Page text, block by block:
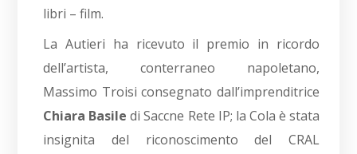
libri – film.
La Autieri ha ricevuto il premio in ricordo
dell’artista, conterraneo napoletano,
Massimo Troisi consegnato dall’imprenditrice
Chiara Basile di Saccne Rete IP; la Cola è stata
insignita del riconoscimento del CRAL